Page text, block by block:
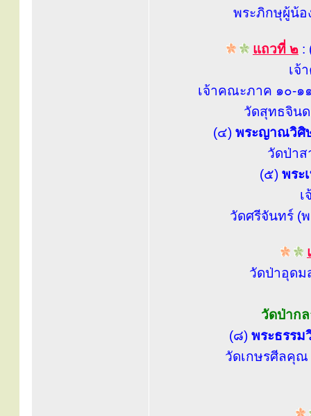
พระภิกษุผู้น้อ
แถวที่ ๒ :
เจ้
เจ้าคณะภาค ๑๐-๑
วัดสุทธจินด
(๔) พระญาณวิศิ
วัดป่าส
(๕) พระ
วัดศรีจันทร์ (
วัดป่าอุด
วัดป่าก
(๘) พระธรร
วัดเกษรศีลคุณ